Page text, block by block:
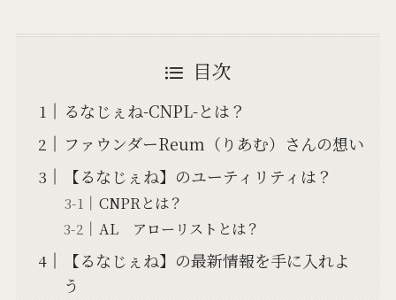
目次
るなじぇね-CNPL-とは？
ファウンダーReum（りあむ）さんの想い
【るなじぇね】のユーティリティは？
CNPRとは？
AL アローリストとは？
【るなじぇね】の最新情報を手に入れよ
う